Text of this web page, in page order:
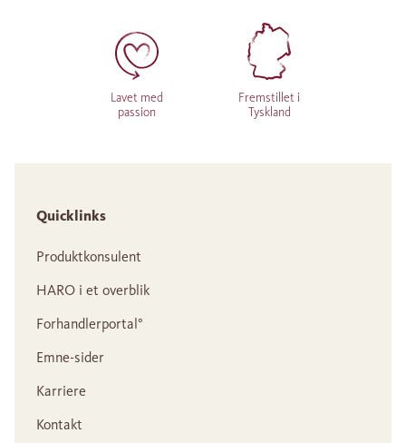
Lavet med
passion
Fremstillet i
Tyskland
Quicklinks
Produktkonsulent
HARO i et overblik
Forhandlerportal°
Emne-sider
Karriere
Kontakt